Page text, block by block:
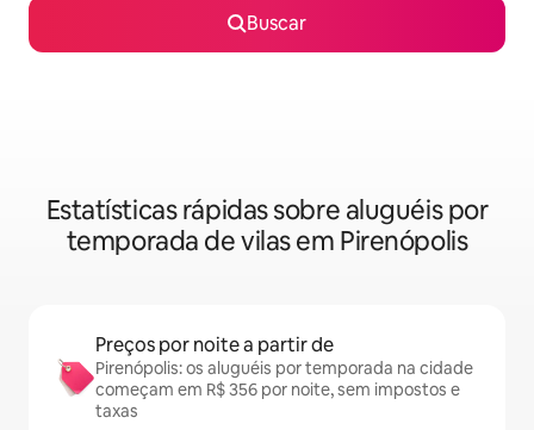
Buscar
Estatísticas rápidas sobre aluguéis por
temporada de vilas em Pirenópolis
Preços por noite a partir de
Pirenópolis: os aluguéis por temporada na cidade
começam em R$ 356 por noite, sem impostos e
taxas